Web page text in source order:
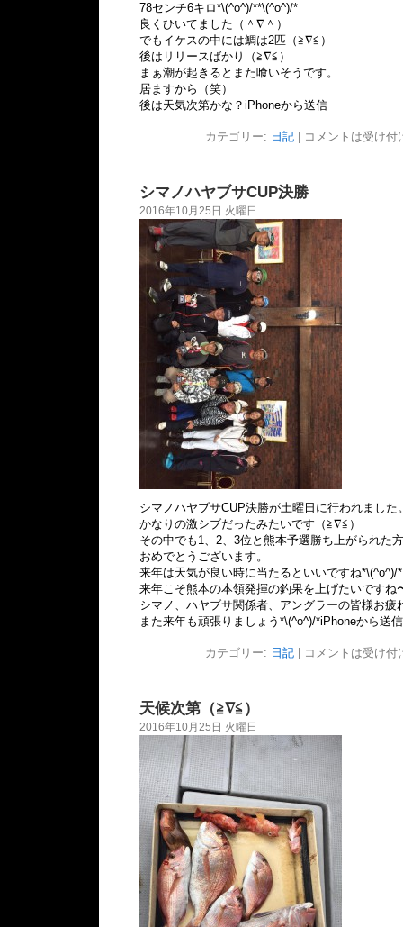
78センチ6キロ*\(^o^)/**\(^o^)/*
良くひいてました（＾∇＾）
でもイケスの中には鯛は2匹（≧∇≦）
後はリリースばかり（≧∇≦）
まぁ潮が起きるとまた喰いそうです。
居ますから（笑）
後は天気次第かな？iPhoneから送信
カテゴリー: 日記| コメントは受け付
シマノハヤブサCUP決勝
2016年10月25日 火曜日
シマノハヤブサCUP決勝が土曜日に行われました
かなりの激シブだったみたいです（≧∇≦）
その中でも1、2、3位と熊本予選勝ち上がられた
おめでとうございます。
来年は天気が良い時に当たるといいですね*\(^o^)/*
来年こそ熊本の本領発揮の釣果を上げたいですね
シマノ、ハヤブサ関係者、アングラーの皆様お疲
また来年も頑張りましょう*\(^o^)/*iPhoneから送信
カテゴリー: 日記| コメントは受け付
天候次第（≧∇≦）
2016年10月25日 火曜日